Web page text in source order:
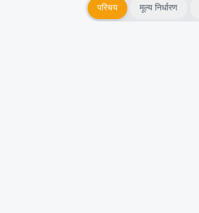
परिचय मूल्य निर्धारण